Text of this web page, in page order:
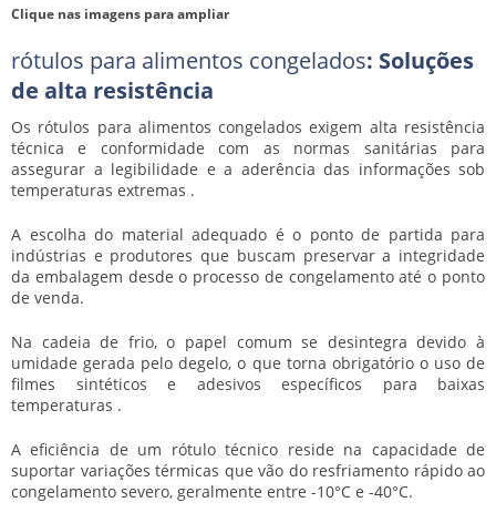
Clique nas imagens para ampliar
rótulos para alimentos congelados: Soluções
de alta resistência
Os rótulos para alimentos congelados exigem alta resistência
técnica e conformidade com as normas sanitárias para
assegurar a legibilidade e a aderência das informações sob
temperaturas extremas .
A escolha do material adequado é o ponto de partida para
indústrias e produtores que buscam preservar a integridade
da embalagem desde o processo de congelamento até o ponto
de venda.
Na cadeia de frio, o papel comum se desintegra devido à
umidade gerada pelo degelo, o que torna obrigatório o uso de
filmes sintéticos e adesivos específicos para baixas
temperaturas .
A eficiência de um rótulo técnico reside na capacidade de
suportar variações térmicas que vão do resfriamento rápido ao
congelamento severo, geralmente entre -10°C e -40°C.